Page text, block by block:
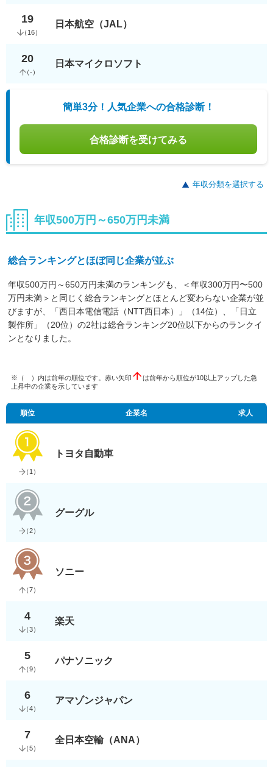
19
（ 16）
日本航空（JAL）
20
（-）
日本マイクロソフト
簡単3分！人気企業への合格診断！
合格診断を受けてみる
年収分類を選択する
年収500万円～650万円未満
総合ランキングとほぼ同じ企業が並ぶ
年収500万円～650万円未満のランキングも、＜年収300万円〜500
万円未満＞と同じく総合ランキングとほとんど変わらない企業が並
びますが、「西日本電信電話（NTT西日本）」（14位）、「日立
製作所」（20位）の2社は総合ランキング20位以下からのランクイ
ンとなりました。
※（ ）内は前年の順位です。赤い矢印
は前年から順位が10以上アップした急
上昇中の企業を示しています
順位 企業名 求人
（ 1 ）
トヨタ自動車
（2）
グーグル
（7）
ソニー
4
（3）
楽天
5
（9）
パナソニック
6
（4）
アマゾンジャパン
7
（5）
全日本空輸（ANA）